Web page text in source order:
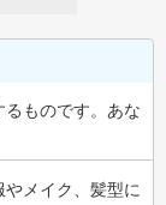
ものです。あな
メイク、髪型に